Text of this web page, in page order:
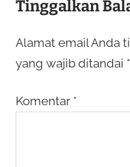
Tinggalkan
Alamat email Anda
yang wajib ditandai *
Komentar *